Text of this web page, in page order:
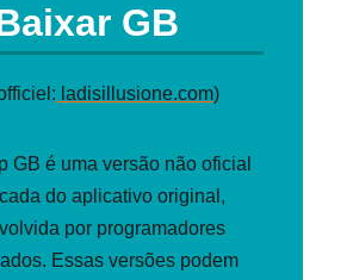
GB
ladisillusione.com)
GB é uma versão não oficial
do aplicativo original,
por programadores
Essas versões podem